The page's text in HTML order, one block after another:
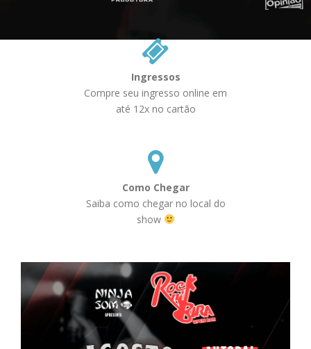
Ingressos
Compre seu ingresso online em
até 12x no cartão
Como Chegar
Saiba como chegar no local do
show